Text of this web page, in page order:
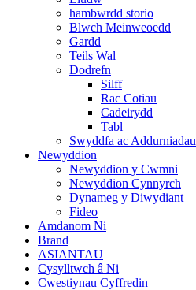
hambwrdd storio
Blwch Meinweoedd
Gardd
Teils Wal
Dodrefn
Silff
Rac Cotiau
Cadeirydd
Tabl
Swyddfa ac Addurniadau
Newyddion
Newyddion y Cwmni
Newyddion Cynnyrch
Dynameg y Diwydiant
Fideo
Amdanom Ni
Brand
ASIANTAU
Cysylltwch â Ni
Cwestiynau Cyffredin